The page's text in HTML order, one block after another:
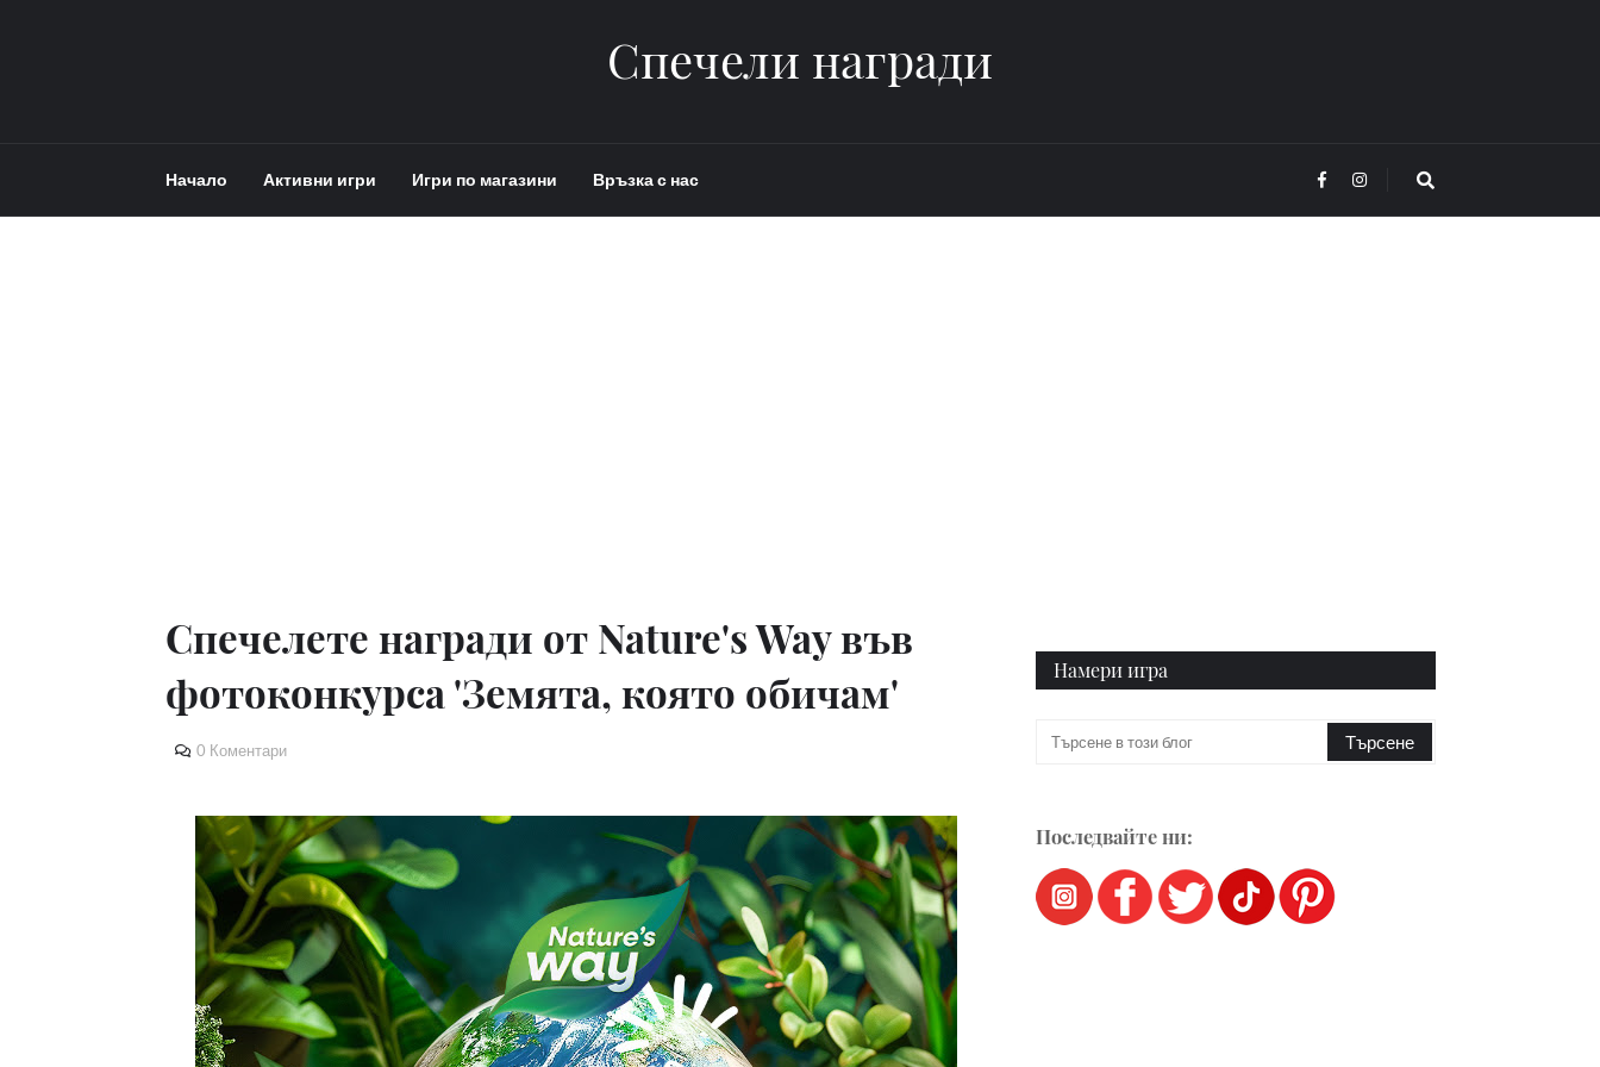
Спечели награди
Начало Активни игри Игри по магазини Връзка с нас
Спечелете награди от Nature's Way във
фотоконкурса 'Земята, която обичам'
0 Коментари
Намери игра
Последвайте ни: